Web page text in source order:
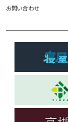
お問い合わせ